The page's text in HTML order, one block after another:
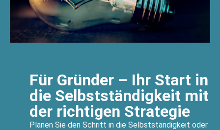
Für Gründer – Ihr Start in
die Selbstständigkeit mit
der richtigen Strategie
Planen Sie den Schritt in die Selbstständigkeit oder